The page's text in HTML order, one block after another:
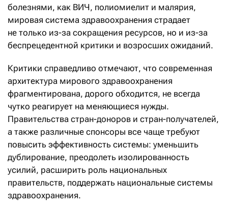
болезнями, как ВИЧ, полиомиелит и малярия,
мировая система здравоохранения страдает
не только из-за сокращения ресурсов, но и из-за
беспрецедентной критики и возросших ожиданий.
Критики справедливо отмечают, что современная
архитектура мирового здравоохранения
фрагментирована, дорого обходится, не всегда
чутко реагирует на меняющиеся нужды.
Правительства стран-доноров и стран-получателей,
а также различные спонсоры все чаще требуют
повысить эффективность системы: уменьшить
дублирование, преодолеть изолированность
усилий, расширить роль национальных
правительств, поддержать национальные системы
здравоохранения.